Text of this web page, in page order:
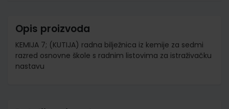
Opis proizvoda
KEMIJA 7; (KUTIJA) radna bilježnica iz kemije za sedmi
razred osnovne škole s radnim listovima za istraživačku
nastavu